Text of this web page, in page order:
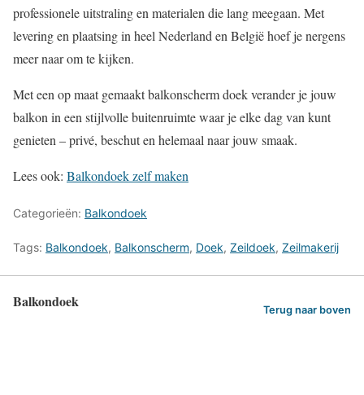
professionele uitstraling en materialen die lang meegaan. Met
levering en plaatsing in heel Nederland en België hoef je nergens
meer naar om te kijken.
Met een op maat gemaakt balkonscherm doek verander je jouw
balkon in een stijlvolle buitenruimte waar je elke dag van kunt
genieten – privé, beschut en helemaal naar jouw smaak.
Lees ook: Balkondoek zelf maken
Categorieën: Balkondoek
Tags: Balkondoek, Balkonscherm, Doek, Zeildoek, Zeilmakerij
Balkondoek Terug naar boven